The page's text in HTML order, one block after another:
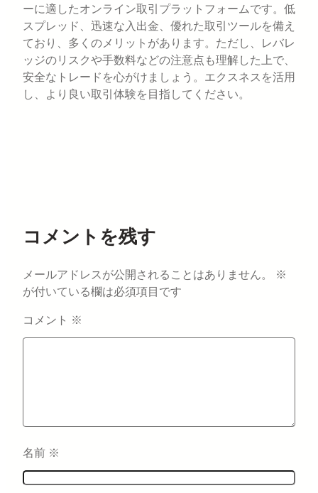
ーに適したオンライン取引プラットフォームです。低
スプレッド、迅速な入出金、優れた取引ツールを備え
ており、多くのメリットがあります。ただし、レバレ
ッジのリスクや手数料などの注意点も理解した上で、
安全なトレードを心がけましょう。エクスネスを活用
し、より良い取引体験を目指してください。
コメントを残す
メールアドレスが公開されることはありません。
※
が付いている欄は必須項目です
コメント ※
名前 ※